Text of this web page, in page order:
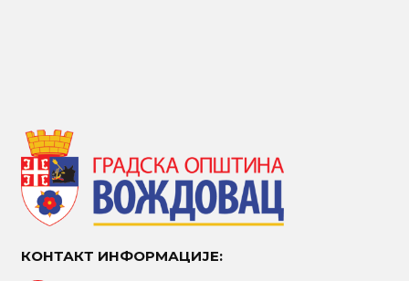
КОНТАКТ ИНФОРМАЦИЈЕ: